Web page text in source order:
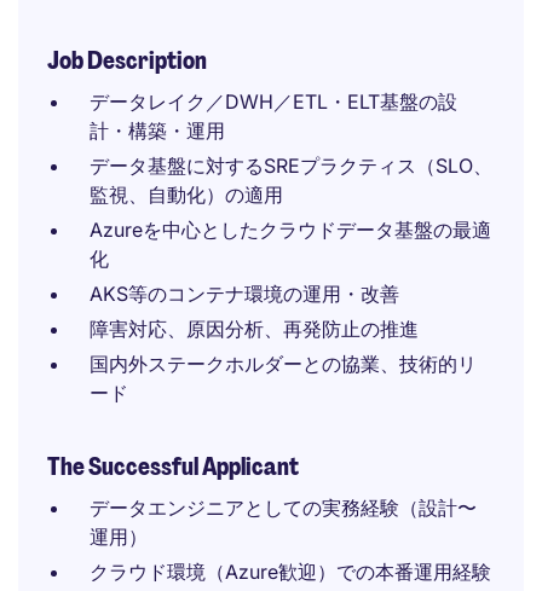
Job Description
データレイク／DWH／ETL・ELT基盤の設
計・構築・運用
データ基盤に対するSREプラクティス（SLO、
監視、自動化）の適用
Azureを中心としたクラウドデータ基盤の最適
化
AKS等のコンテナ環境の運用・改善
障害対応、原因分析、再発防止の推進
国内外ステークホルダーとの協業、技術的リ
ード
The Successful Applicant
データエンジニアとしての実務経験（設計〜
運用）
クラウド環境（Azure歓迎）での本番運用経験